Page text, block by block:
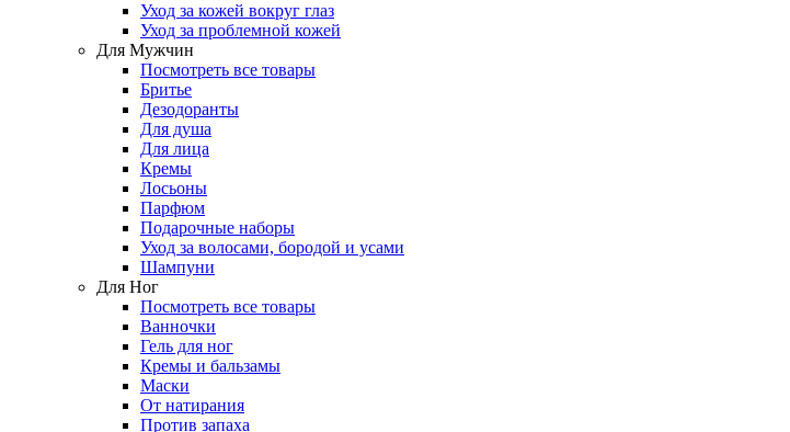
Уход за кожей вокруг глаз
Уход за проблемной кожей
Для Мужчин
Посмотреть все товары
Бритье
Дезодоранты
Для душа
Для лица
Кремы
Лосьоны
Парфюм
Подарочные наборы
Уход за волосами, бородой и усами
Шампуни
Для Ног
Посмотреть все товары
Ванночки
Гель для ног
Кремы и бальзамы
Маски
От натирания
Против запаха